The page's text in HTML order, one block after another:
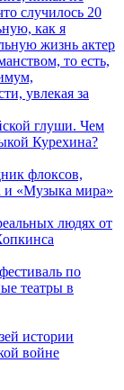
случилось 20
как я
жизнь актер
то есть,
увлекая за
глуши. Чем
Курехина?
флоксов,
и «Музыка мира»
людях от
по
театры в
истории
войне